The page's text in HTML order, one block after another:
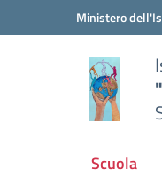
Vai ai contenuti
Vai al menu di navigazione
Ministero
Scuola